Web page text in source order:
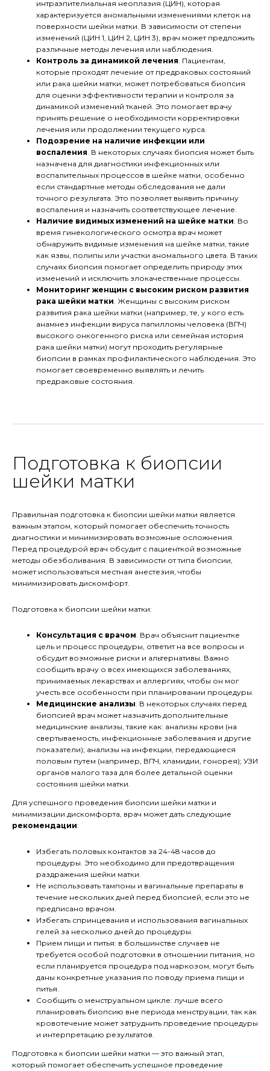
интраэпителиальная неоплазия (ЦИН), которая
характеризуется аномальными изменениями клеток на
поверхности шейки матки. В зависимости от степени
изменений (ЦИН 1, ЦИН 2, ЦИН 3), врач может предложить
различные методы лечения или наблюдения.
Контроль за динамикой лечения. Пациентам,
которые проходят лечение от предраковых состояний
или рака шейки матки, может потребоваться биопсия
для оценки эффективности терапии и контроля за
динамикой изменений тканей. Это помогает врачу
принять решение о необходимости корректировки
лечения или продолжении текущего курса.
Подозрение на наличие инфекции или
воспаления. В некоторых случаях биопсия может быть
назначена для диагностики инфекционных или
воспалительных процессов в шейке матки, особенно
если стандартные методы обследования не дали
точного результата. Это позволяет выявить причину
воспаления и назначить соответствующее лечение.
Наличие видимых изменений на шейке матки. Во
время гинекологического осмотра врач может
обнаружить видимые изменения на шейке матки, такие
как язвы, полипы или участки аномального цвета. В таких
случаях биопсия помогает определить природу этих
изменений и исключить злокачественные процессы.
Мониторинг женщин с высоким риском развития
рака шейки матки. Женщины с высоким риском
развития рака шейки матки (например, те, у кого есть
анамнез инфекции вируса папилломы человека (ВПЧ)
высокого онкогенного риска или семейная история
рака шейки матки) могут проходить регулярные
биопсии в рамках профилактического наблюдения. Это
помогает своевременно выявлять и лечить
предраковые состояния.
Подготовка к биопсии
шейки матки
Правильная подготовка к биопсии шейки матки является
важным этапом, который помогает обеспечить точность
диагностики и минимизировать возможные осложнения.
Перед процедурой врач обсудит с пациенткой возможные
методы обезболивания. В зависимости от типа биопсии,
может использоваться местная анестезия, чтобы
минимизировать дискомфорт.
Подготовка к биопсии шейки матки:
Консультация с врачом. Врач объяснит пациентке
цель и процесс процедуры, ответит на все вопросы и
обсудит возможные риски и альтернативы. Важно
сообщить врачу о всех имеющихся заболеваниях,
принимаемых лекарствах и аллергиях, чтобы он мог
учесть все особенности при планировании процедуры.
Медицинские анализы. В некоторых случаях перед
биопсией врач может назначить дополнительные
медицинские анализы, такие как: анализы крови (на
свертываемость, инфекционные заболевания и другие
показатели); анализы на инфекции, передающиеся
половым путем (например, ВПЧ, хламидии, гонорея); УЗИ
органов малого таза для более детальной оценки
состояния шейки матки.
Для успешного проведения биопсии шейки матки и
минимизации дискомфорта, врач может дать следующие
рекомендации:
Избегать половых контактов за 24-48 часов до
процедуры. Это необходимо для предотвращения
раздражения шейки матки.
Не использовать тампоны и вагинальные препараты в
течение нескольких дней перед биопсией, если это не
предписано врачом.
Избегать спринцевания и использования вагинальных
гелей за несколько дней до процедуры.
Прием пищи и питья: в большинстве случаев не
требуется особой подготовки в отношении питания, но
если планируется процедура под наркозом, могут быть
даны конкретные указания по поводу приема пищи и
питья.
Сообщить о менструальном цикле: лучше всего
планировать биопсию вне периода менструации, так как
кровотечение может затруднить проведение процедуры
и интерпретацию результатов.
Подготовка к биопсии шейки матки — это важный этап,
который помогает обеспечить успешное проведение